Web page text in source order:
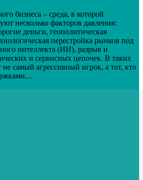
бизнеса – среда, в которой
несколько факторов давления:
деньги, геополитическая
перестройка рынков под
интеллекта (ИИ), разрыв и
и сервисных цепочек. В таких
самый агрессивный игрок, а тот, кто